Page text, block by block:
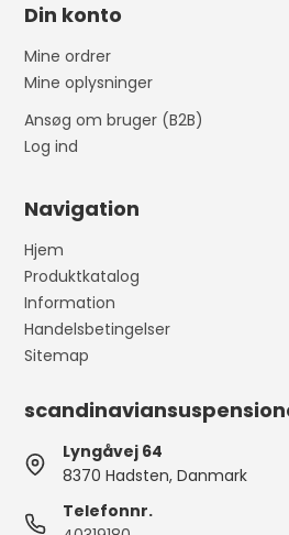
Din konto
Mine ordrer
Mine oplysninger
Ansøg om bruger (B2B)
Log ind
Navigation
Hjem
Produktkatalog
Information
Handelsbetingelser
Sitemap
Lyngåvej 64
8370 Hadsten, Danmark
Telefonnr.